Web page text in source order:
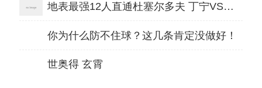
地表最强12人直通杜塞尔多夫 丁宁VS冯亚兰
你为什么防不住球？这几条肯定没做好！
世奥得 玄霄